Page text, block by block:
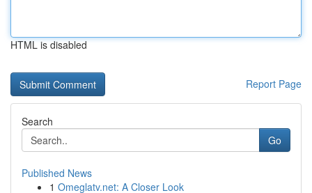
HTML is disabled
Report Page
Search
Go
Published News
1 Omeglatv.net: A Closer Look